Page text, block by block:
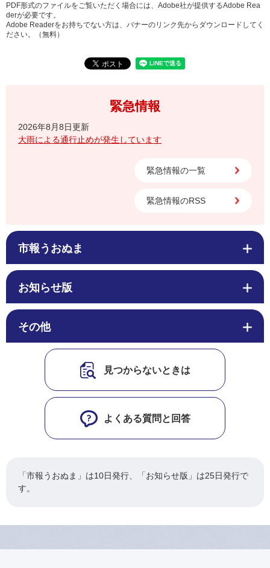
PDF形式のファイルをご覧いただく場合には、Adobe社が提供するAdobe Rea
derが必要です。
Adobe Readerをお持ちでない方は、バナーのリンク先からダウンロードしてく
ださい。（無料）
緊急情報
2026年8月8日更新
大雨による通行止めが発生しています
緊急情報の一覧
緊急情報のRSS
市報うおぬま
お知らせ版
その他
見つからないときは
よくある質問と回答
「市報うおぬま」は10日発行、「お知らせ版」は25日発行で
す。